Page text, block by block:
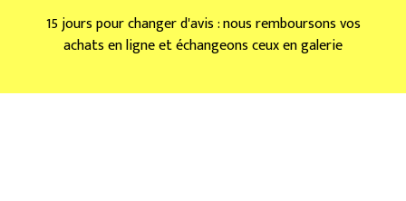
15 jours pour changer d'avis : nous remboursons vos
achats en ligne et échangeons ceux en galerie